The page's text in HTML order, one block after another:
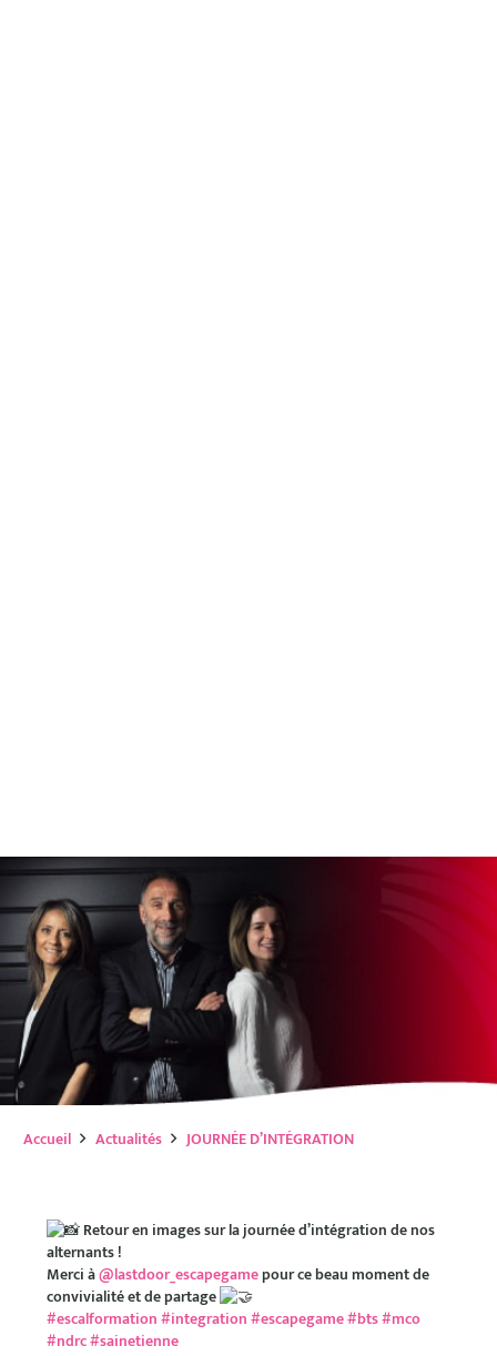
Accueil Actualités JOURNÉE D’INTÉGRATION
Retour en images sur la journée d’intégration de nos
alternants !
Merci à@lastdoor_escapegamepour ce beau moment de
convivialité et de partage
#escalformation#integration#escapegame#bts#mco
#ndrc#sainetienne